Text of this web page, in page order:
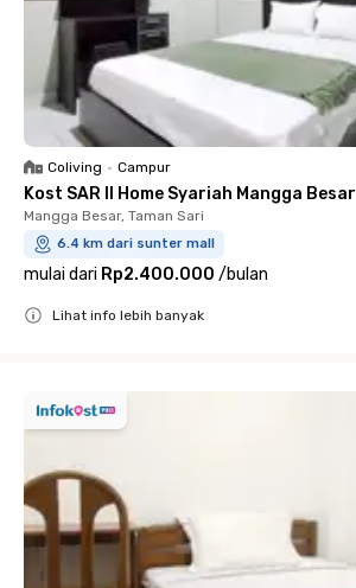
Coliving • Campur
Kost SAR II Home Syariah Mangga Besar
Mangga Besar, Taman Sari
6.4 km dari sunter mall
mulai dari Rp2.400.000 /bulan
Lihat info lebih banyak